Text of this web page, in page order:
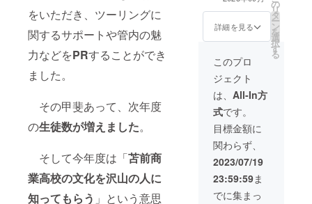
をいただき、ツーリングに
関するサポートや管内の魅
力などをPRすることができ
ました。
その甲斐あって、次年度
の生徒数が増えました。
そして今年度は「苫前商
業高校の文化を沢山の人に
知ってもらう 」という意思
wedサイトにお
名前を掲載させ
ていただきま
のYouTubeに
アップします。
その際にもお名
前を掲載させて
いただきます。
※支援時、必ず備
考欄に掲載を希
望されるお名前
をご記入くださ
い。
詳細を見る
の
リ
タ
ー
ン
を
選
択
す
る
このプロ
ジェクト
は、 All-In方
式です。
目標金額に
関わらず、
2023/07/19
23:59:59ま
でに集まっ